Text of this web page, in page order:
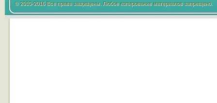
© 2010-2016 Все права защищены. Любое копирование материалов запрещено.